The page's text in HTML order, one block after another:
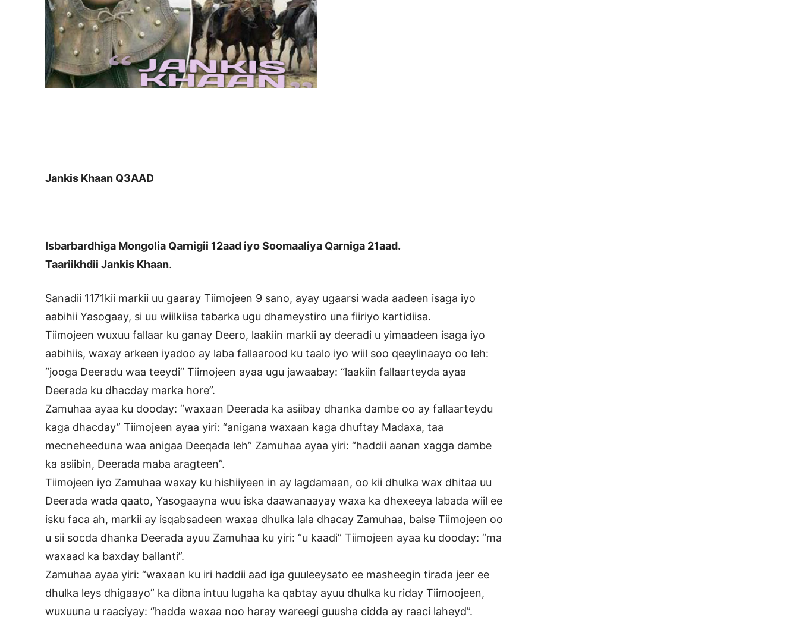
Jankis Khaan Q3AAD
Isbarbardhiga Mongolia Qarnigii 12aad iyo Soomaaliya Qarniga 21aad.
Taariikhdii Jankis Khaan.
Sanadii 1171kii markii uu gaaray Tiimojeen 9 sano, ayay ugaarsi wada aadeen isaga iyo
aabihii Yasogaay, si uu wiilkiisa tabarka ugu dhameystiro una fiiriyo kartidiisa.
Tiimojeen wuxuu fallaar ku ganay Deero, laakiin markii ay deeradi u yimaadeen isaga iyo
aabihiis, waxay arkeen iyadoo ay laba fallaarood ku taalo iyo wiil soo qeeylinaayo oo leh:
“jooga Deeradu waa teeydi” Tiimojeen ayaa ugu jawaabay: “laakiin fallaarteyda ayaa
Deerada ku dhacday marka hore”.
Zamuhaa ayaa ku dooday: “waxaan Deerada ka asiibay dhanka dambe oo ay fallaarteydu
kaga dhacday” Tiimojeen ayaa yiri: “anigana waxaan kaga dhuftay Madaxa, taa
mecneheeduna waa anigaa Deeqada leh” Zamuhaa ayaa yiri: “haddii aanan xagga dambe
ka asiibin, Deerada maba aragteen”.
Tiimojeen iyo Zamuhaa waxay ku hishiiyeen in ay lagdamaan, oo kii dhulka wax dhitaa uu
Deerada wada qaato, Yasogaayna wuu iska daawanaayay waxa ka dhexeeya labada wiil ee
isku faca ah, markii ay isqabsadeen waxaa dhulka lala dhacay Zamuhaa, balse Tiimojeen oo
u sii socda dhanka Deerada ayuu Zamuhaa ku yiri: “u kaadi” Tiimojeen ayaa ku dooday: “ma
waxaad ka baxday ballanti”.
Zamuhaa ayaa yiri: “waxaan ku iri haddii aad iga guuleeysato ee masheegin tirada jeer ee
dhulka leys dhigaayo” ka dibna intuu lugaha ka qabtay ayuu dhulka ku riday Tiimoojeen,
wuxuuna u raaciyay: “hadda waxaa noo haray wareegi guusha cidda ay raaci laheyd”.